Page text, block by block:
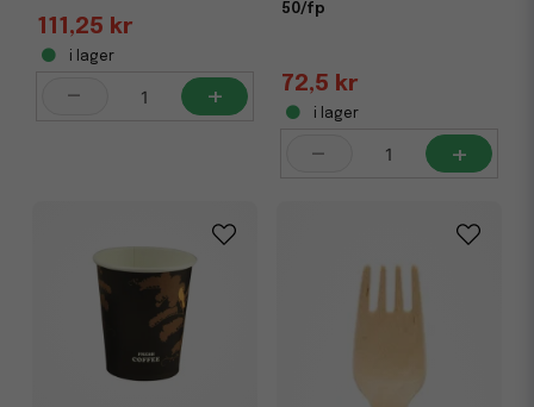
111,25 kr
i lager
- +
50/fp
72,5 kr
i lager
- +